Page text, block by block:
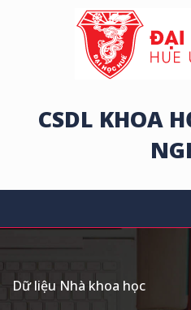
CSDL KHOA
Dữ liệu Nhà khoa học